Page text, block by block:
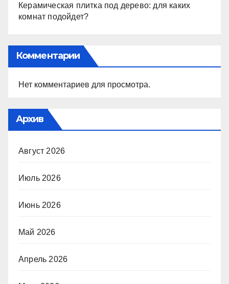
Керамическая плитка под дерево: для каких
комнат подойдет?
Комментарии
Нет комментариев для просмотра.
Архив
Август 2026
Июль 2026
Июнь 2026
Май 2026
Апрель 2026